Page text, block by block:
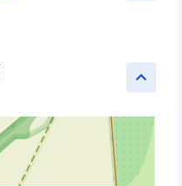
keyboard_arrow_up